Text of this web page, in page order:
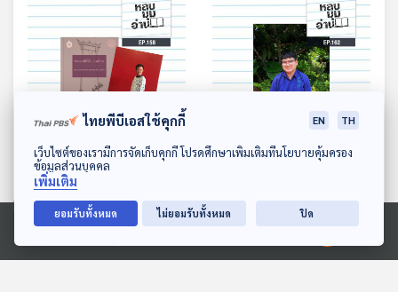
ดาวน์โหลด Thai PBS Podcast Application
Ⓒ 2020 องค์การกระจายเสียงและแพร่ภาพสาธารณะแห่งประเทศไทย
29:54
EP. 161: พระราชพิธี 12
เดือน
หลบมุมอ่าน
29:54
EP. 162: จากเจ้าพระยาสู่
หลบมุมอ่าน
ไทยพีบีเอสใช้คุกกี้ EN TH
เว็บไซต์ของเรามีการจัดเก็บคุกกี้ โปรดศึกษาเพิ่มเติมที่นโยบายคุ้มครอง
ข้อมูลส่วนบุคคล
เพิ่มเติม
ยอมรับทั้งหมด ไม่ยอมรับทั้งหมด ปิด